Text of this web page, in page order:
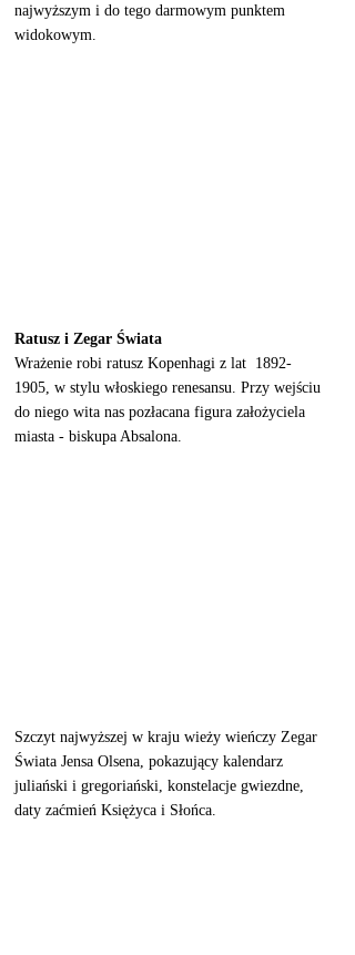
najwyższym i do tego darmowym punktem
widokowym.
Ratusz i Zegar Świata
Wrażenie robi ratusz Kopenhagi z lat  1892-
1905, w stylu włoskiego renesansu. Przy wejściu
do niego wita nas pozłacana figura założyciela
miasta - biskupa Absalona.
Szczyt najwyższej w kraju wieży wieńczy Zegar
Świata Jensa Olsena, pokazujący kalendarz
juliański i gregoriański, konstelacje gwiezdne,
daty zaćmień Księżyca i Słońca.